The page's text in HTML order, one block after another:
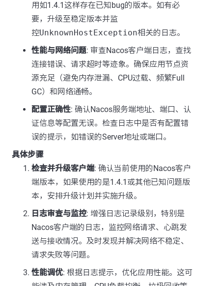
用如1.4.1这样存在已知bug的版本。如有必
要，升级至稳定版本并监
控UnknownHostException相关的日志。
性能与网络问题: 审查Nacos客户端日志，查找
连接错误、请求超时等迹象。确保应用节点资
源充足（避免内存泄漏、CPU过载、频繁Full
GC）和网络通畅。
配置正确性: 确认Nacos服务端地址、端口、认
证信息等配置无误。检查日志中是否有配置错
误的提示，如错误的Server地址或端口。
具体步骤
检查并升级客户端: 确认当前使用的Nacos客户
端版本，如果使用的是1.4.1或其他已知问题版
本，安排升级计划并实施升级。
日志审查与监控: 增强日志记录级别，特别是
Nacos客户端的日志，监控网络请求、心跳发
送与接收情况。及时发现并解决网络不稳定、
请求失败等问题。
性能调优: 根据日志提示，优化应用性能。这可